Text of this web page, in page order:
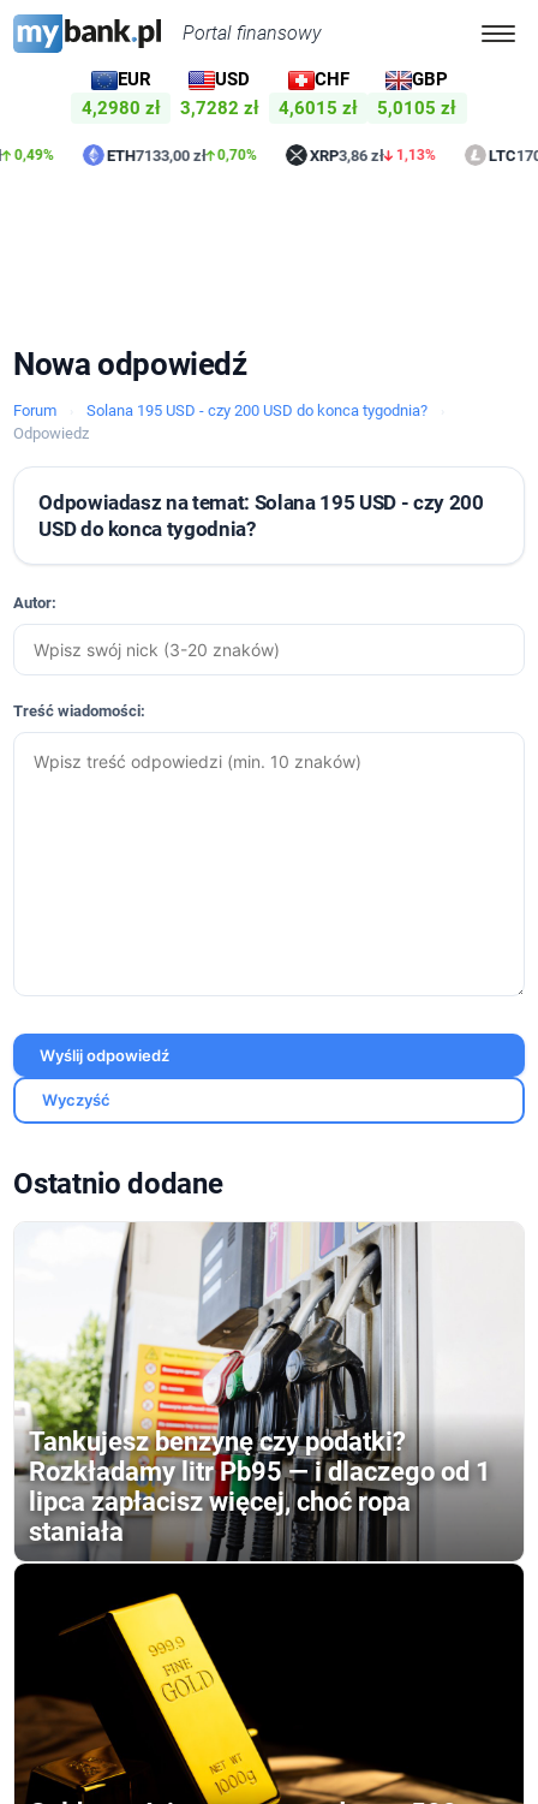
Portal finansowy
EUR
4,2980 zł
USD
3,7282 zł
CHF
4,6015 zł
GBP
5,0105 zł
ETH7133,00 zł 0,70% XRP3,86 zł 1,13% LTC170,49
Nowa odpowiedź
Forum Solana 195 USD - czy 200 USD do konca tygodnia?
Odpowiedz
Odpowiadasz na temat: Solana 195 USD - czy 200
USD do konca tygodnia?
Autor:
Treść wiadomości:
Wyślij odpowiedź
Wyczyść
Ostatnio dodane
Tankujesz benzynę czy podatki?
Rozkładamy litr Pb95 — i dlaczego od 1
lipca zapłacisz więcej, choć ropa
staniała